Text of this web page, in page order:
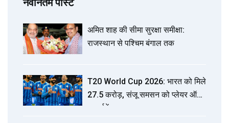
नवीनतम पोस्ट
अमित शाह की सीमा सुरक्षा समीक्षा:
राजस्थान से पश्चिम बंगाल तक
T20 World Cup 2026: भारत को मिले
₹27.5 करोड़, संजू समसन को प्लेयर ऑफ
द टूर्नामेंट